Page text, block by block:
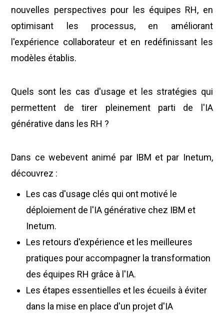
nouvelles perspectives pour les équipes RH, en
optimisant les processus, en améliorant
l'expérience collaborateur et en redéfinissant les
modèles établis.
Quels sont les cas d'usage et les stratégies qui
permettent de tirer pleinement parti de l'IA
générative dans les RH ?
Dans ce webevent animé par IBM et par Inetum,
découvrez :
Les cas d'usage clés qui ont motivé le
déploiement de l'IA générative chez IBM et
Inetum.
Les retours d'expérience et les meilleures
pratiques pour accompagner la transformation
des équipes RH grâce à l'IA.
Les étapes essentielles et les écueils à éviter
dans la mise en place d'un projet d'IA